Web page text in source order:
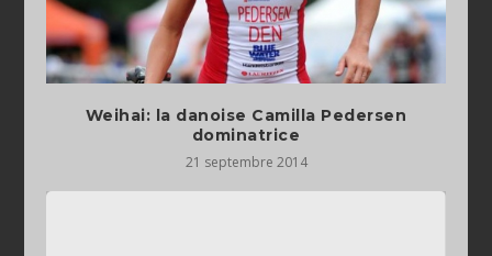
Weihai: la danoise Camilla Pedersen
dominatrice
21 septembre 2014